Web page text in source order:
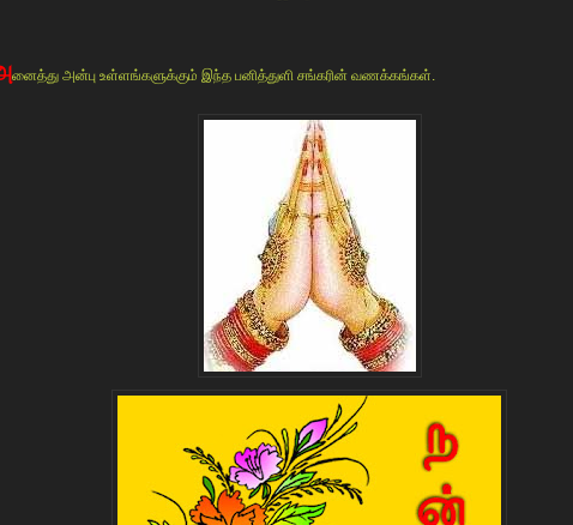
னைத்து அன்பு உள்ளங்களுக்கும் இந்த பனித்துளி சங்கரின் வணக்கங்கள்.